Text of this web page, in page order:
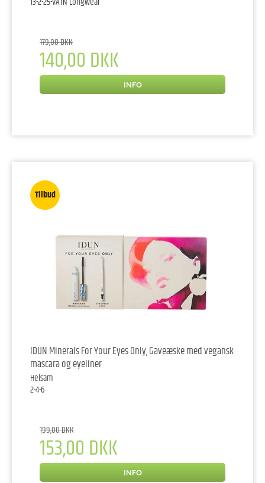
179,00 DKK
140,00 DKK
INFO
Tilbud
IDUN Minerals For Your Eyes Only, Gaveæske med vegansk
mascara og eyeliner
Helsam
2-4-6
199,00 DKK
153,00 DKK
INFO